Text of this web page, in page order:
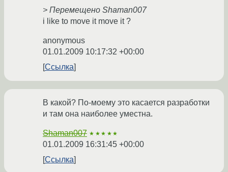
> Перемещено Shaman007
i like to move it move it ?
anonymous
01.01.2009 10:17:32 +00:00
Ссылка
В какой? По-моему это касается разработки
и там она наиболее уместна.
Shaman007 ★★★★★
01.01.2009 16:31:45 +00:00
Ссылка